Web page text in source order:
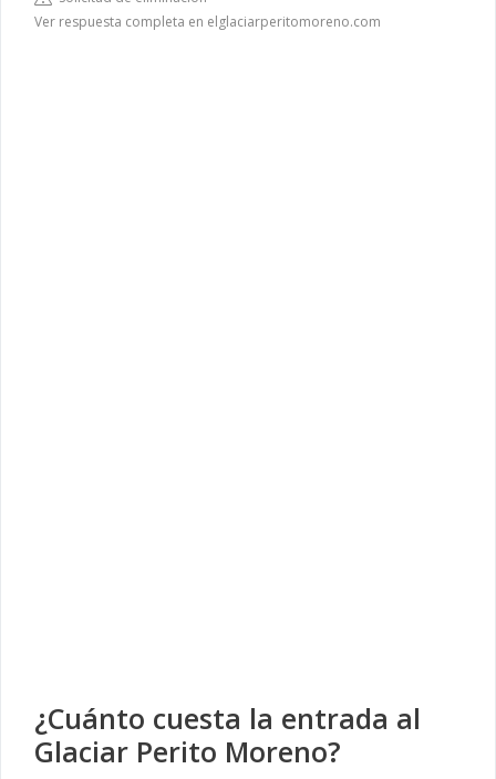
Ver respuesta completa en elglaciarperitomoreno.com
¿Cuánto cuesta la entrada al
Glaciar Perito Moreno?